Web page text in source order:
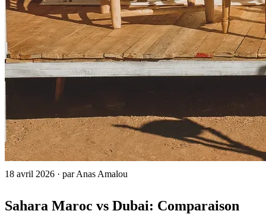
18 avril 2026 · par Anas Amalou
Sahara Maroc vs Dubai: Comparaison